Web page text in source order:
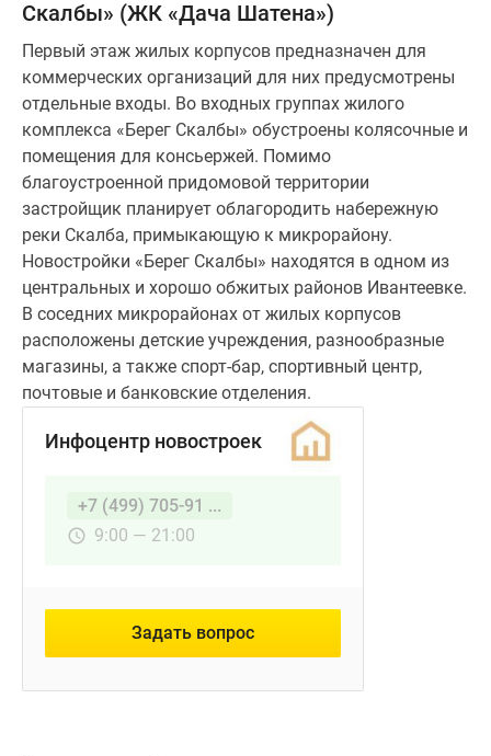
Скалбы» (ЖК «Дача Шатена»)
Первый этаж жилых корпусов предназначен для
коммерческих организаций для них предусмотрены
отдельные входы. Во входных группах жилого
комплекса «Берег Скалбы» обустроены колясочные и
помещения для консьержей. Помимо
благоустроенной придомовой территории
застройщик планирует облагородить набережную
реки Скалба, примыкающую к микрорайону.
Новостройки «Берег Скалбы» находятся в одном из
центральных и хорошо обжитых районов Ивантеевке.
В соседних микрорайонах от жилых корпусов
расположены детские учреждения, разнообразные
магазины, а также спорт-бар, спортивный центр,
почтовые и банковские отделения.
Инфоцентр новостроек
+7 (499) 705-91 ...
9:00 — 21:00
Задать вопрос